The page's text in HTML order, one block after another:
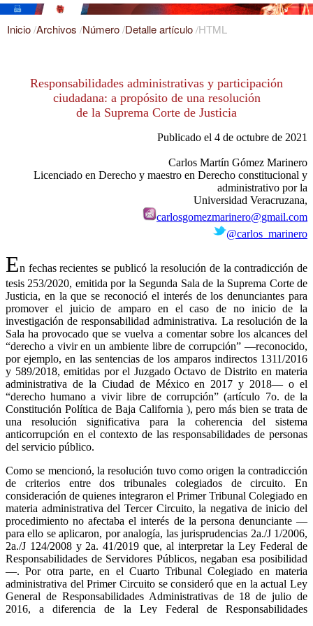
Inicio/Archivos /Número/Detalle artículo/HTML